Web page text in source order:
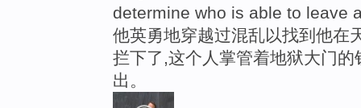
determine who is able to leave
他英勇地穿越过混乱以找到他在
拦下了,这个人掌管着地狱大门
出。